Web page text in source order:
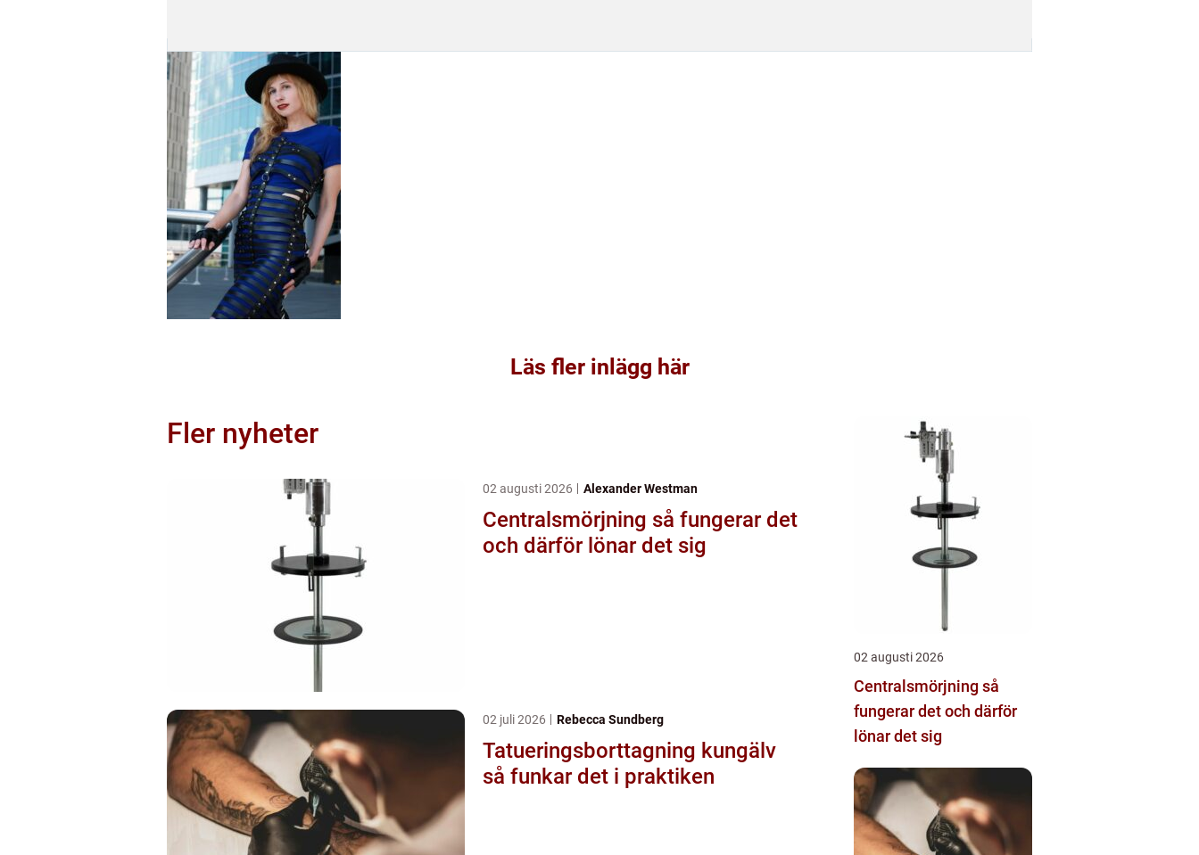
Läs fler inlägg här
Fler nyheter
02 augusti 2026 Alexander Westman
Centralsmörjning så fungerar det
och därför lönar det sig
02 juli 2026 Rebecca Sundberg
Tatueringsborttagning kungälv
så funkar det i praktiken
02 augusti 2026
Centralsmörjning så
fungerar det och därför
lönar det sig